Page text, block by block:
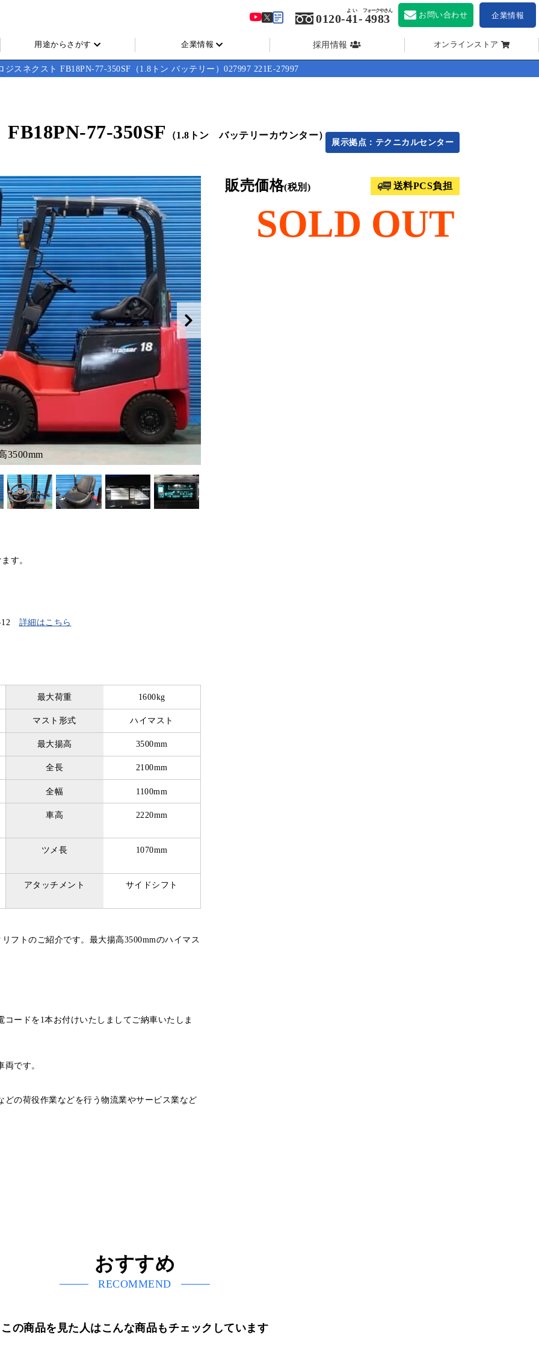
用途からさがす 企業情報 採用情報 オンラインストア
0120-41
よい
- 4983
フォークやさん お問い合わせ 企業情報
ジスネクスト FB18PN-77-350SF（1.8トン バッテリー）027997 221E-27997
77-350SF （1.8トン バッテリーカウンター）
展示拠点：テクニカルセンター
3500mm
す。
12 詳細はこちら
最大荷重 1600kg
マスト形式 ハイマスト
最大揚高 3500mm
全長 2100mm
全幅 1100mm
車高 2220mm
ツメ長 1070mm
アタッチメント サイドシフト
フトのご紹介です。最大揚高3500mmのハイマス
ードを1本お付けいたしましてご納車いたしま
です。
の荷役作業などを行う物流業やサービス業など
販売価格(税別) 送料PCS負担
SOLD OUT
おすすめ
RECOMMEND
この商品を見た人はこんな商品もチェックしています